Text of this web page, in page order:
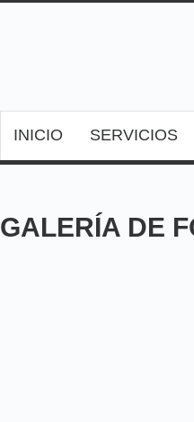
INICIO SERVICIOS
GALERÍA DE